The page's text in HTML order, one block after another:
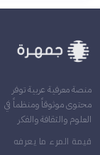
منصة معرفية عربية توفر
محتوى موثوقاً ومنظماً في
العلوم والثقافة والفكر
قيمة المرء ما يعرفه